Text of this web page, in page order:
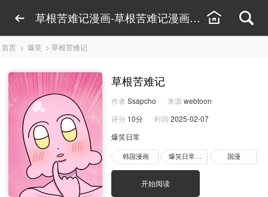
草根苦难记漫画-草根苦难记漫画最新章节-草根
首页 > 爆笑 > 草根苦难记
草根苦难记
作者 Ssapcho 来源 webtoon
评分 10分 时间 2025-02-07
爆笑日常
韩国漫画 爆笑日常漫画 国漫
开始阅读